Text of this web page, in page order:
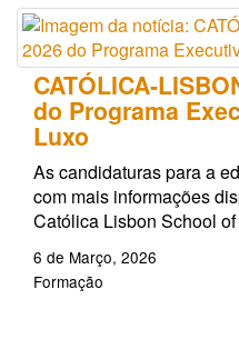
CATÓLICA-
do Programa
Luxo
As candidaturas para a
com mais informações
Católica Lisbon School
6 de Março, 2026
Formação